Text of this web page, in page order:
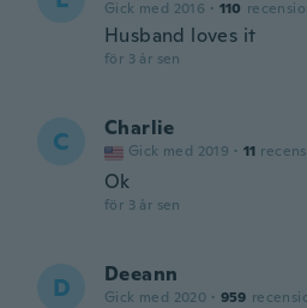
Gick med 2016 · 110
Husband loves it
för 3 år sen
C Charlie
Gick med 2019 · 11
Ok
för 3 år sen
D Deeann
Gick med 2020 · 959